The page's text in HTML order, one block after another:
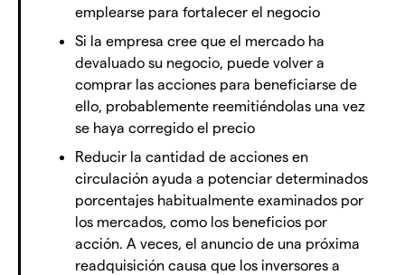
emplearse para fortalecer el negocio
Si la empresa cree que el mercado ha
devaluado su negocio, puede volver a
comprar las acciones para beneficiarse de
ello, probablemente reemitiéndolas una vez
se haya corregido el precio
Reducir la cantidad de acciones en
circulación ayuda a potenciar determinados
porcentajes habitualmente examinados por
los mercados, como los beneficios por
acción. A veces, el anuncio de una próxima
readquisición causa que los inversores a